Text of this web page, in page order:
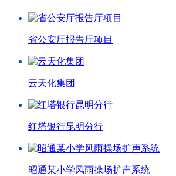
省公安厅报告厅项目
云天化集团
红塔银行昆明分行
昭通某小学风雨操场扩声系统